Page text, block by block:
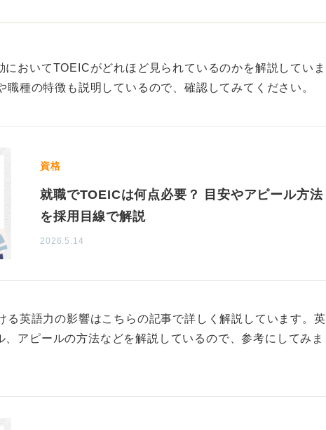
務内容や、募集されている職種において、英語力が直接
業を展開している企業や、海外との取引が多い企業など
は間違いなくアピールポイントの1つとなり得ます。
コアの有無だけでなく、応募先の企業がどのような人材
に把握し、あなた自身のほかの強みや経験をしっかりと
す。
においてTOEICがどれほど見られているのかを解説していま
種の特徴も説明しているので、確認してみてください。
資格
就職でTOEICは何点必要？ 目安やアピール方法
を採用目線で解説
2026.5.14
る英語力の影響はこちらの記事で詳しく解説しています。英
アピールの方法などを解説しているので、参考にしてみま